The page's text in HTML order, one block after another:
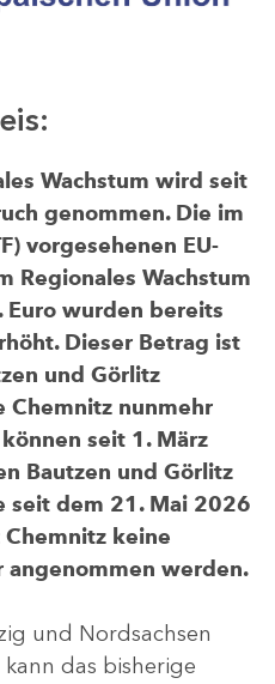
Wachstum wird seit
genommen. Die im
vorgesehenen EU-
Regionales Wachstum
Euro wurden bereits
Dieser Betrag ist
und Görlitz
Chemnitz nunmehr
seit 1. März
Bautzen und Görlitz
seit dem 21. Mai 2026
keine
werden.
und Nordsachsen
das bisherige